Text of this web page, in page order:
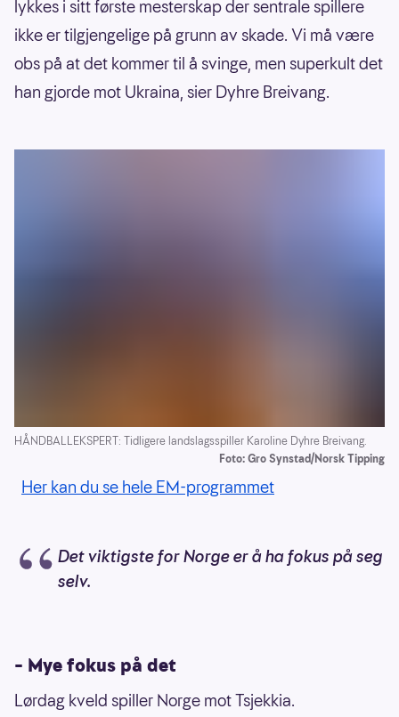
lykkes i sitt første mesterskap der sentrale spillere
ikke er tilgjengelige på grunn av skade. Vi må være
obs på at det kommer til å svinge, men superkult det
han gjorde mot Ukraina, sier Dyhre Breivang.
HÅNDBALLEKSPERT: Tidligere landslagsspiller Karoline Dyhre Breivang.
Foto: Gro Synstad/Norsk Tipping
Her kan du se hele EM-programmet
Det viktigste for Norge er å ha fokus på seg
selv.
– Mye fokus på det
Lørdag kveld spiller Norge mot Tsjekkia.